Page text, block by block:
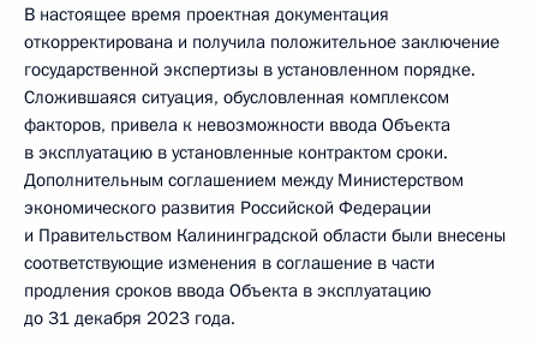
В настоящее время проектная документация
откорректирована и получила положительное заключение
государственной экспертизы в установленном порядке.
Сложившаяся ситуация, обусловленная комплексом
факторов, привела к невозможности ввода Объекта
в эксплуатацию в установленные контрактом сроки.
Дополнительным соглашением между Министерством
экономического развития Российской Федерации
и Правительством Калининградской области были внесены
соответствующие изменения в соглашение в части
продления сроков ввода Объекта в эксплуатацию
до 31 декабря 2023 года.